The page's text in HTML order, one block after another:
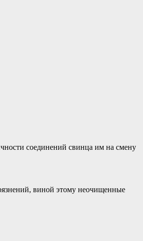
соединений свинца им на смену
виной этому неочищенные